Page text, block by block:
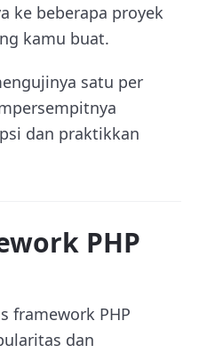
ke beberapa proyek
kamu buat.
satu per
dan praktikkan
PHP
framework PHP
dan